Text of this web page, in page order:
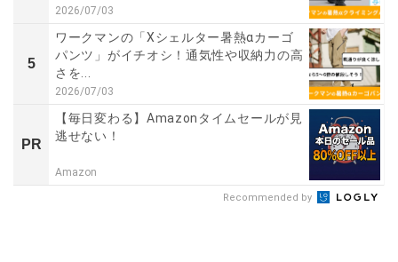
2026/07/03
5
ワークマンの「Xシェルター暑熱αカーゴ
パンツ」がイチオシ！通気性や収納力の高
さを...
2026/07/03
PR
【毎日変わる】Amazonタイムセールが見
逃せない！
Amazon
Recommended by